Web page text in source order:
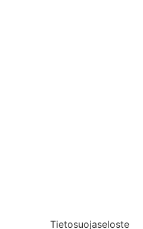
Tietosuojaseloste